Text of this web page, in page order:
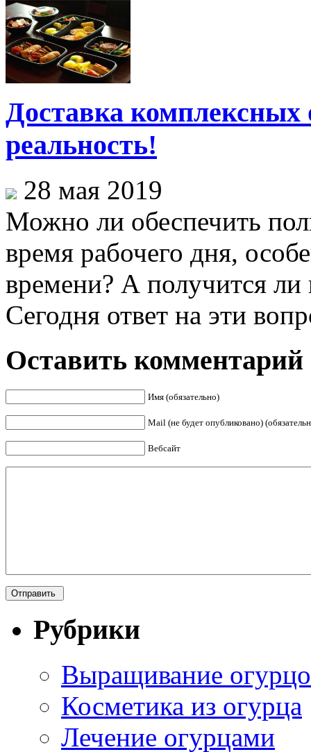
Доставка комплексных
реальность!
28 мая 2019
Можно ли обеспечить
время рабочего дня,
времени? А получится
Сегодня ответ на эти
Оставить комментарий
Имя (обязательно)
Mail (не будет опубликовано)
Вебсайт
Рубрики
Выращивание
Косметика из огурца
Лечение огурцами